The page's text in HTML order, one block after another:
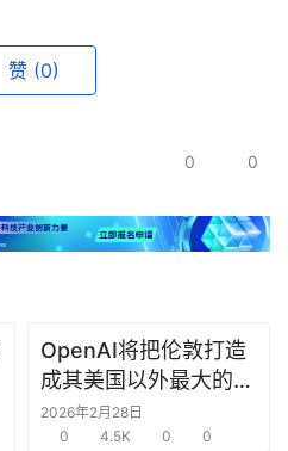
赞 (0)
0 0
OpenAI将把伦敦打造
成其美国以外最大的研
究中心
2026年2月28日
0
4.5K 0 0